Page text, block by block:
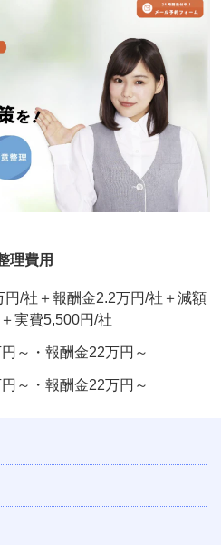
理費用
/社＋報酬金2.2万円/社＋減額
実費5,500円/社
～・報酬金22万円～
～・報酬金22万円～